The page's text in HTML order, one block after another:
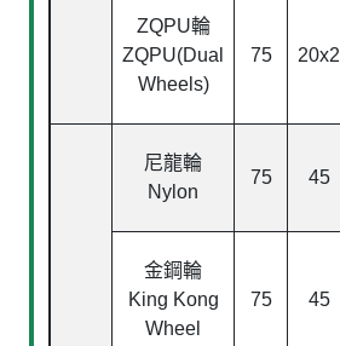
ZQPU輪
ZQPU(Dual
Wheels)
75 20x2
尼龍輪
Nylon
75 45
金鋼輪
King Kong
Wheel
75 45